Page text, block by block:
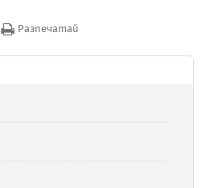
Разпечатай